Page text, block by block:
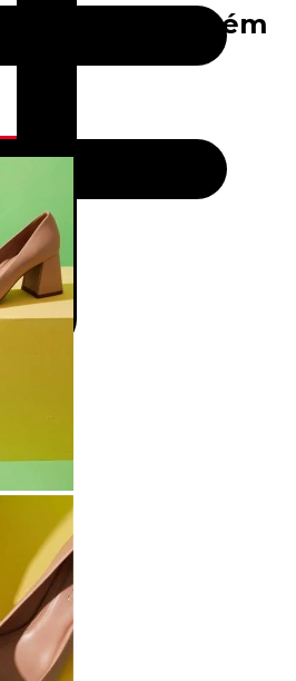
produto também